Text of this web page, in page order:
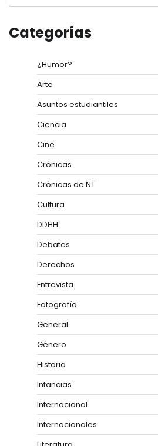
Categorías
¿Humor?
Arte
Asuntos estudiantiles
Ciencia
Cine
Crónicas
Crónicas de NT
Cultura
DDHH
Debates
Derechos
Entrevista
Fotografía
General
Género
Historia
Infancias
Internacional
Internacionales